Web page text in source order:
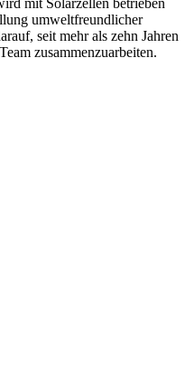
umweltfreundlicher
seit mehr als zehn Jahren
zusammenzuarbeiten.